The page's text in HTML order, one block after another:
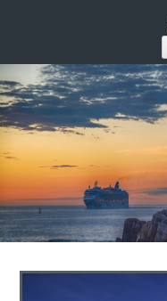
ツ
へ
ス
キ
ッ
プ